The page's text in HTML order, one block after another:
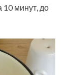
10 минут, до